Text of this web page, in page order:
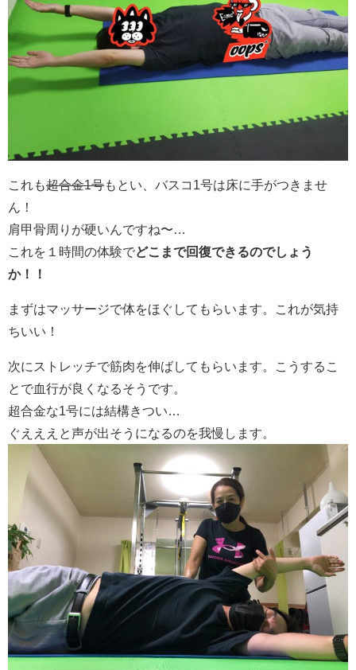
これも超合金1号もとい、 バスコ1号は床に手がつきませ
ん！
肩甲骨周りが硬いんですね〜…
これを１時間の体験でどこまで回復できるのでしょう
か！！
まずはマッサージで体をほぐしてもらいます。これが気持
ちいい！
次にストレッチで筋肉を伸ばしてもらいます。こうするこ
とで血行が良くなるそうです。
超合金な1号には結構きつい…
ぐえええと声が出そうになるのを我慢します。